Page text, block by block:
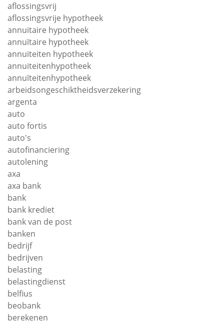
aflossingsvrij
aflossingsvrije hypotheek
annuitaire hypotheek
annuïtaire hypotheek
annuiteiten hypotheek
annuiteitenhypotheek
annuïteitenhypotheek
arbeidsongeschiktheidsverzekering
argenta
auto
auto fortis
auto's
autofinanciering
autolening
axa
axa bank
bank
bank krediet
bank van de post
banken
bedrijf
bedrijven
belasting
belastingdienst
belfius
beobank
berekenen